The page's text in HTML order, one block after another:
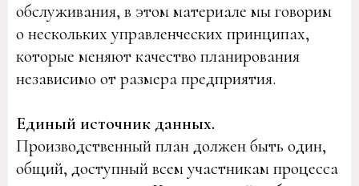
обслуживания, в этом материале мы говорим
о нескольких управленческих принципах,
которые меняют качество планирования
независимо от размера предприятия.
Единый источник данных.
Производственный план должен быть один,
общий, доступный всем участникам процесса